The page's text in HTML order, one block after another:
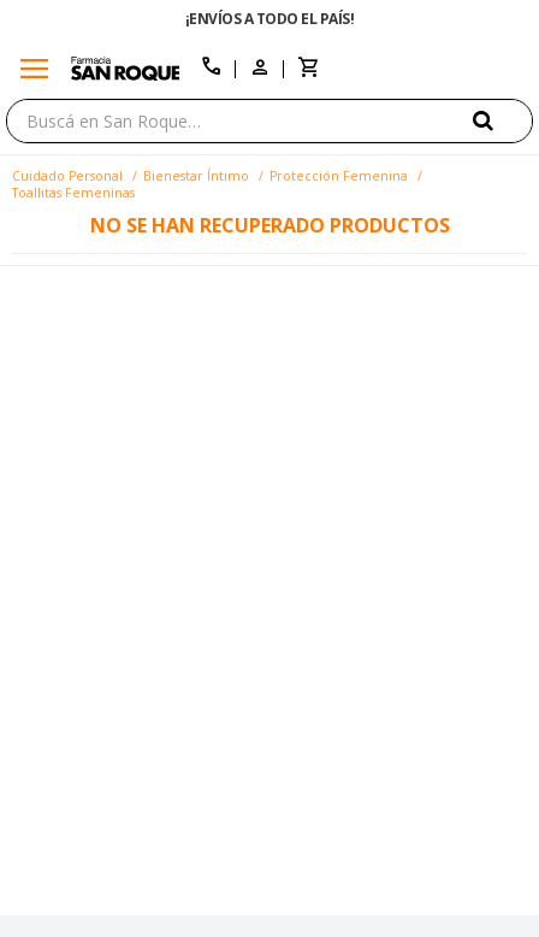
¡ENVÍOS A TODO EL PAÍS!
menu call
Cuidado Personal Bienestar Íntimo
Protección Femenina
Toallitas Femeninas
NO SE HAN RECUPERADO PRODUCTOS
close